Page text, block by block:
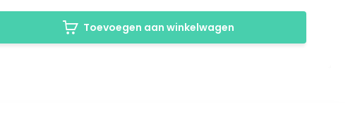
Toevoegen aan winkelwagen